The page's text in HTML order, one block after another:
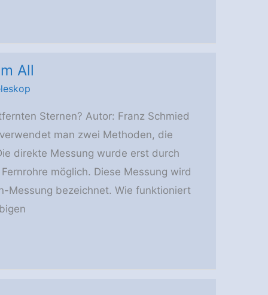
All
Sternen? Autor: Franz Schmied
man zwei Methoden, die
direkte Messung wurde erst durch
möglich. Diese Messung wird
Messung bezeichnet. Wie funktioniert